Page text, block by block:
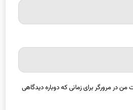
من در مرورگر برای زمانی که دوباره دیدگاهی